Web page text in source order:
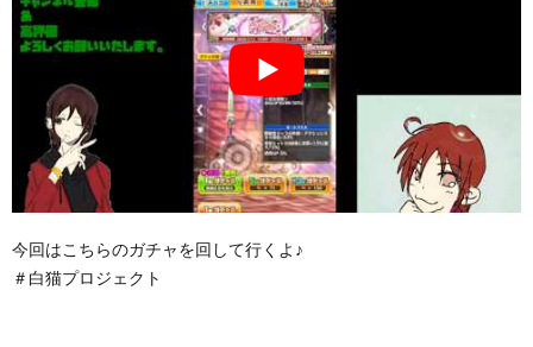
今回はこちらのガチャを回して行くよ♪
＃白猫プロジェクト